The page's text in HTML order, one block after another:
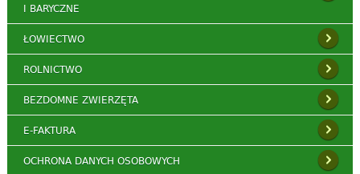
I BARYCZNE
ŁOWIECTWO
ROLNICTWO
BEZDOMNE ZWIERZĘTA
E-FAKTURA
OCHRONA DANYCH OSOBOWYCH